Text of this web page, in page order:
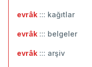
evrâk ::: ‬kağıtlar
evrâk ::: belgeler
evrâk ::: arşiv